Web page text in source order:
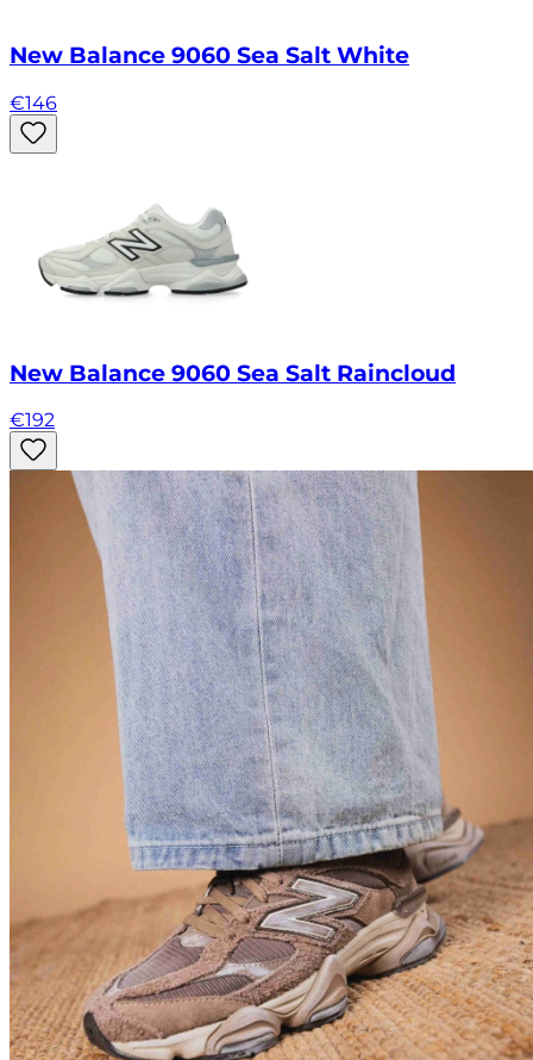
New Balance 9060 Sea Salt White
€146
New Balance 9060 Sea Salt Raincloud
€192